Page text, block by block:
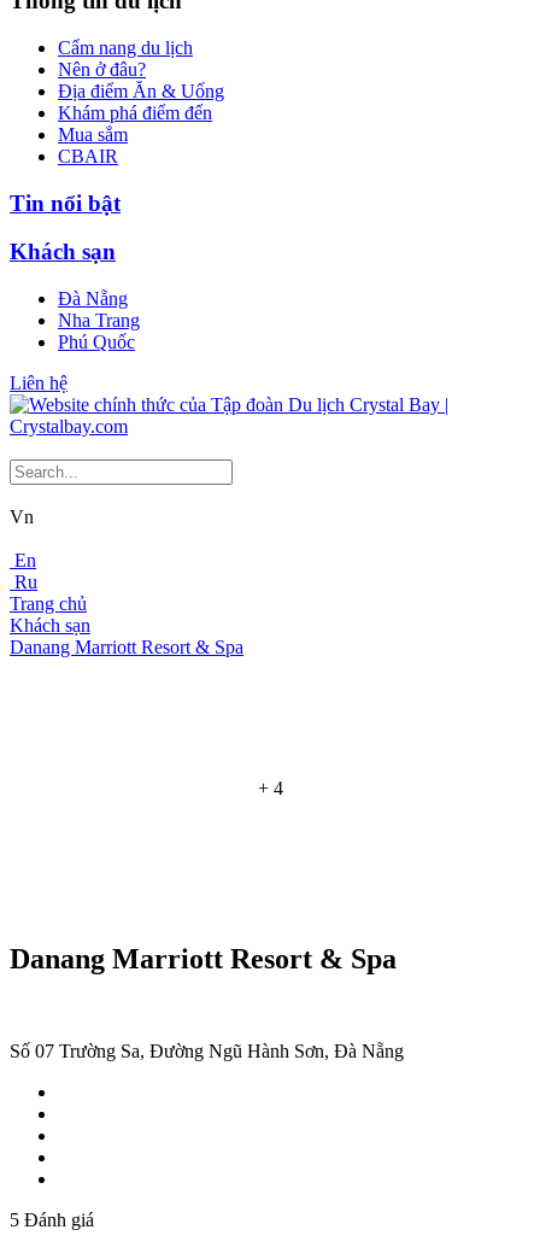
Cẩm nang du lịch
Nên ở đâu?
Địa điểm Ăn & Uống
Khám phá điểm đến
Mua sắm
CBAIR
Tin nổi bật
Khách sạn
Đà Nẵng
Nha Trang
Phú Quốc
Liên hệ
Vn
En
Ru
Trang chủ
Khách sạn
Danang Marriott Resort & Spa
+ 4
Danang Marriott Resort & Spa
Số 07 Trường Sa, Đường Ngũ Hành Sơn, Đà Nẵng
5 Đánh giá